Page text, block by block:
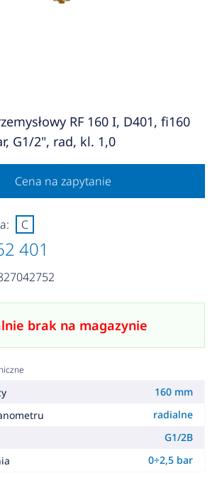
RF 160 I, D401, fi160
G1/2", rad, kl. 1,0
Cena na zapytanie
401
C
brak na magazynie
160 mm
radialne
G1/2B
0÷2,5 bar